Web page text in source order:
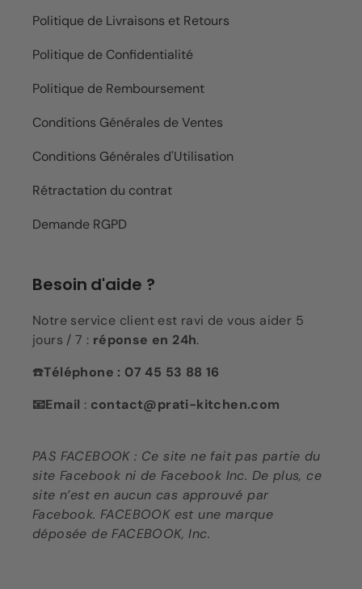
Politique de Livraisons et Retours
Politique de Confidentialité
Politique de Remboursement
Conditions Générales de Ventes
Conditions Générales d'Utilisation
Rétractation du contrat
Demande RGPD
Besoin d'aide ?
Notre service client est ravi de vous aider 5
jours / 7 : réponse en 24h.
☎️Téléphone : 07 45 53 88 16
📧Email : contact@prati-kitchen.com
PAS FACEBOOK : Ce site ne fait pas partie du
site Facebook ni de Facebook Inc. De plus, ce
site n’est en aucun cas approuvé par
Facebook. FACEBOOK est une marque
déposée de FACEBOOK, Inc.